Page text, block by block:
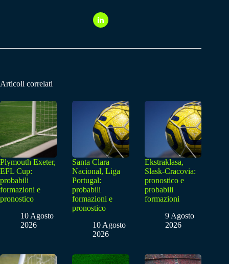
Articoli correlati
Plymouth Exeter,
EFL Cup:
probabili
formazioni e
pronostico
10 Agosto
2026
Santa Clara
Nacional, Liga
Portugal:
probabili
formazioni e
pronostico
10 Agosto
2026
Ekstraklasa,
Slask-Cracovia:
pronostico e
probabili
formazioni
9 Agosto
2026